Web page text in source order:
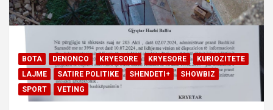
BOTA DENONCO KRYESORE KRYESORE
KURIOZITETE
LAJME
SATIRE POLITIKE SHENDETI+
SHOWBIZ
SPORT
VETING